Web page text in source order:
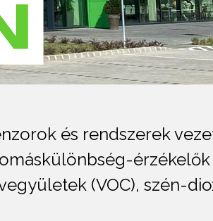
és rendszerek
(VOC), szén-